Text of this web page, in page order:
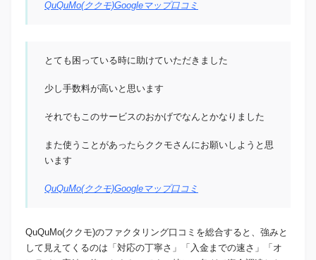
QuQuMo(ククモ)Googleマップ口コミ
とても困っている時に助けていただきました
少し手数料が高いと思います
それでもこのサービスのおかげでなんとかなりました
また使うことがあったらククモさんにお願いしようと思
います
QuQuMo(ククモ)Googleマップ口コミ
QuQuMo(ククモ)のファクタリング口コミを総合すると、強みと
して見えてくるのは「対応の丁寧さ」「入金までの速さ」「オ